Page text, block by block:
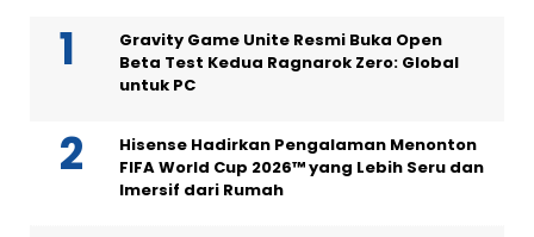
Gravity Game Unite Resmi Buka Open
Beta Test Kedua Ragnarok Zero: Global
untuk PC
Hisense Hadirkan Pengalaman Menonton
FIFA World Cup 2026™ yang Lebih Seru dan
Imersif dari Rumah